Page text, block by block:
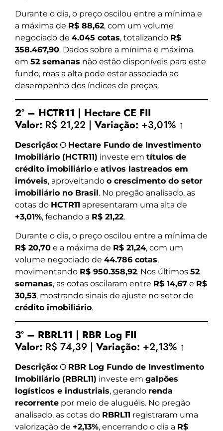
Durante o dia, o preço oscilou entre a mínima e
a máxima de R$ 88,62, com um volume
negociado de 4.045 cotas, totalizando R$
358.467,90. Dados sobre a mínima e máxima
em 52 semanas não estão disponíveis para este
fundo, mas a alta pode estar associada ao
desempenho dos índices de preços.
2º – HCTR11 | Hectare CE FII
Valor: R$ 21,22 | Variação: +3,01% ↑
Descrição: O Hectare Fundo de Investimento
Imobiliário (HCTR11) investe em títulos de
crédito imobiliário e ativos lastreados em
imóveis, aproveitando o crescimento do setor
imobiliário no Brasil. No pregão analisado, as
cotas do HCTR11 apresentaram uma alta de
+3,01%, fechando a R$ 21,22.
Durante o dia, o preço oscilou entre a mínima de
R$ 20,70 e a máxima de R$ 21,24, com um
volume negociado de 44.786 cotas,
movimentando R$ 950.358,92. Nos últimos 52
semanas, as cotas oscilaram entre R$ 14,67 e R$
30,53, mostrando sinais de ajuste no setor de
crédito imobiliário.
3º – RBRL11 | RBR Log FII
Valor: R$ 74,39 | Variação: +2,13% ↑
Descrição: O RBR Log Fundo de Investimento
Imobiliário (RBRL11) investe em galpões
logísticos e industriais, gerando renda
recorrente por meio de aluguéis. No pregão
analisado, as cotas do RBRL11 registraram uma
valorização de +2,13%, encerrando o dia a R$